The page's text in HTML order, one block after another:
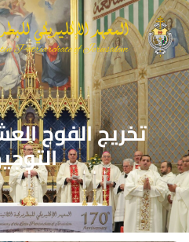
تخريج الفوج